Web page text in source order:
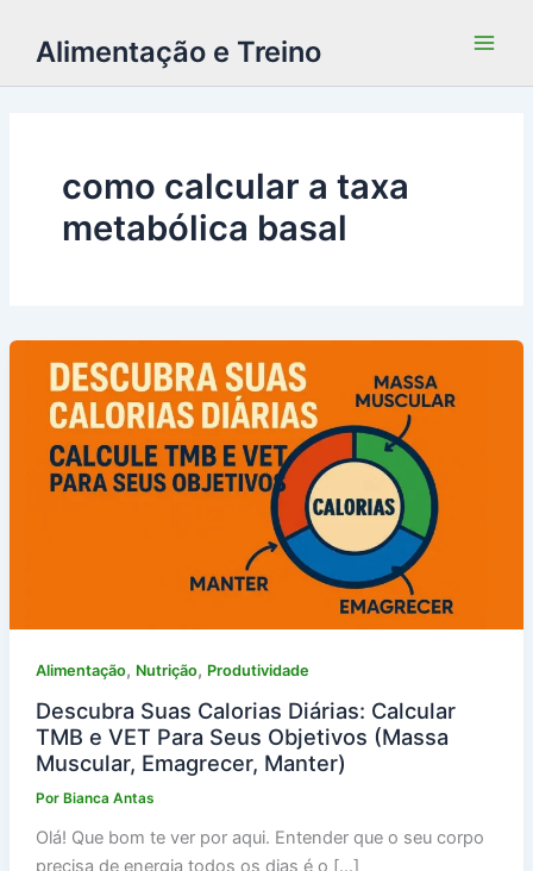
Alimentação e Treino
como calcular a taxa
metabólica basal
Alimentação, Nutrição, Produtividade
Descubra Suas Calorias Diárias: Calcular
TMB e VET Para Seus Objetivos (Massa
Muscular, Emagrecer, Manter)
Por Bianca Antas
Olá! Que bom te ver por aqui. Entender que o seu corpo
precisa de energia todos os dias é o […]